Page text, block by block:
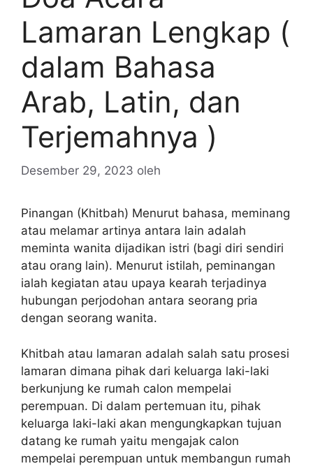
Lamaran Lengkap (
dalam Bahasa
Arab, Latin, dan
Terjemahnya )
Desember 29, 2023 oleh
Pinangan (Khitbah) Menurut bahasa, meminang
atau melamar artinya antara lain adalah
meminta wanita dijadikan istri (bagi diri sendiri
atau orang lain). Menurut istilah, peminangan
ialah kegiatan atau upaya kearah terjadinya
hubungan perjodohan antara seorang pria
dengan seorang wanita.
Khitbah atau lamaran adalah salah satu prosesi
lamaran dimana pihak dari keluarga laki-laki
berkunjung ke rumah calon mempelai
perempuan. Di dalam pertemuan itu, pihak
keluarga laki-laki akan mengungkapkan tujuan
datang ke rumah yaitu mengajak calon
mempelai perempuan untuk membangun rumah